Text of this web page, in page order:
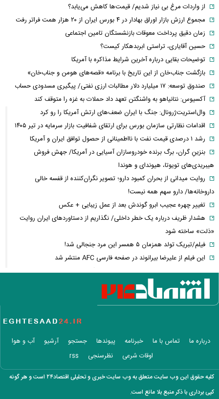
از واردات مرغ بی نیاز شدیم/ قیمت‌ها کاهش می‌یابد؟
مجموع ارزش بازار اوراق بهادار در ۴ بورس ایران از ۲۰ هزار همت فراتر رفت
زمان دقیق پرداخت معوقات بازنشستگان تامین اجتماعی
حسین آقایاری، تراستی ابربدهکار کیست؟
توضیحات بقایی درباره آخرین شرایط مذاکره با آمریکا
بازگشت جناب‌خان از این تاریخ با برنامه «قصه‌های هومن و جناب‌خان»
صندوق توسعه: ۱۷ میلیارد دلار مطالبات ارزی نفتی/ پیگیری مسدودی حساب
آکسیوس: نتانیاهو به واشنگتن تعهد داد حملات به غزه را متوقف کند
وال‌استریت‌ژرونال: جنگ با ایران ضعف‌های ارتش آمریکا را رو کرد
اقدامات نظارتی سازمان بورس برای ارتقای شفافیت بازار سرمایه در تیر ۱۴۰۵
رشد ۱ درصدی قیمت نفت با نااطمینانی از حصول توافق ایران و آمریکا
بنزینِ گران، برگ برنده خودروسازان آسیایی در آمریکا/ جهش فروش
هیبریدی‌های تویوتا، هیوندای و هوندا
روایت میدانی از بحران کمبود دارو؛ تصویر نگران‌کننده از قفسه خالی
داروخانه‌ها/ دارو سهم همه نیست!
تغییر چهره عجیب ابرو گوندش بعد از عمل زیبایی + عکس
هشدار ظریف درباره یک خطر داخلی/ نگذاریم از دستاوردهای ایران روایت
«ذلت» ساخته شود
فیلم/تبریک تولد همزمان ۵ همسر این مرد جنجالی شد!
این فیلم از علیرضا بیرانوند در صفحه فارسی AFC منتشر شد
فارن پالیسی: موضوع ایران در اختیار دولت آتی اسرائیل نیست/ اپوزیسیون،
این بار نتانیاهو را از پای در می‌آورند؟
آلت‌کوین‌ها در دوئل صعود و سقوط/ سولانا سبزپوش شد، شیبا و گرام زیر
فیلم/ تفحص اهالی میناب برای یافتن پیکر شهدای مدرسه شجره طیبه
عکس زیرخاکی از محبوبترین محله تهران ۵۰ سال
دلیل ۱۵ روز بی‌خبری از حمیدرضا رجب‌زاده فاش شد / مداح جوان چگونه به
تعرفه دفاتر اسناد رسمی ۳۰ تا ۳۵ درصد گران شد
عکس/تبریک عاشقانه تهمینه میلانی برای تولد همسرش
درباره ما تماس با ما خبرنامه پیوندها جستجو آرشیو
آب و هوا
اوقات شرعی
نظرسنجی rss
کلیه حقوق این وب سایت متعلق به وب سایت خبری و تحلیلی اقتصاد۲۴ است و هر گونه
کپی برداری با ذکر منبع بلا مانع است.